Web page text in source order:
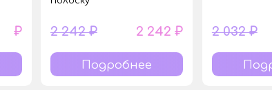
₽ 2 242 ₽ 2 242 ₽
Подробнее
2 032 ₽